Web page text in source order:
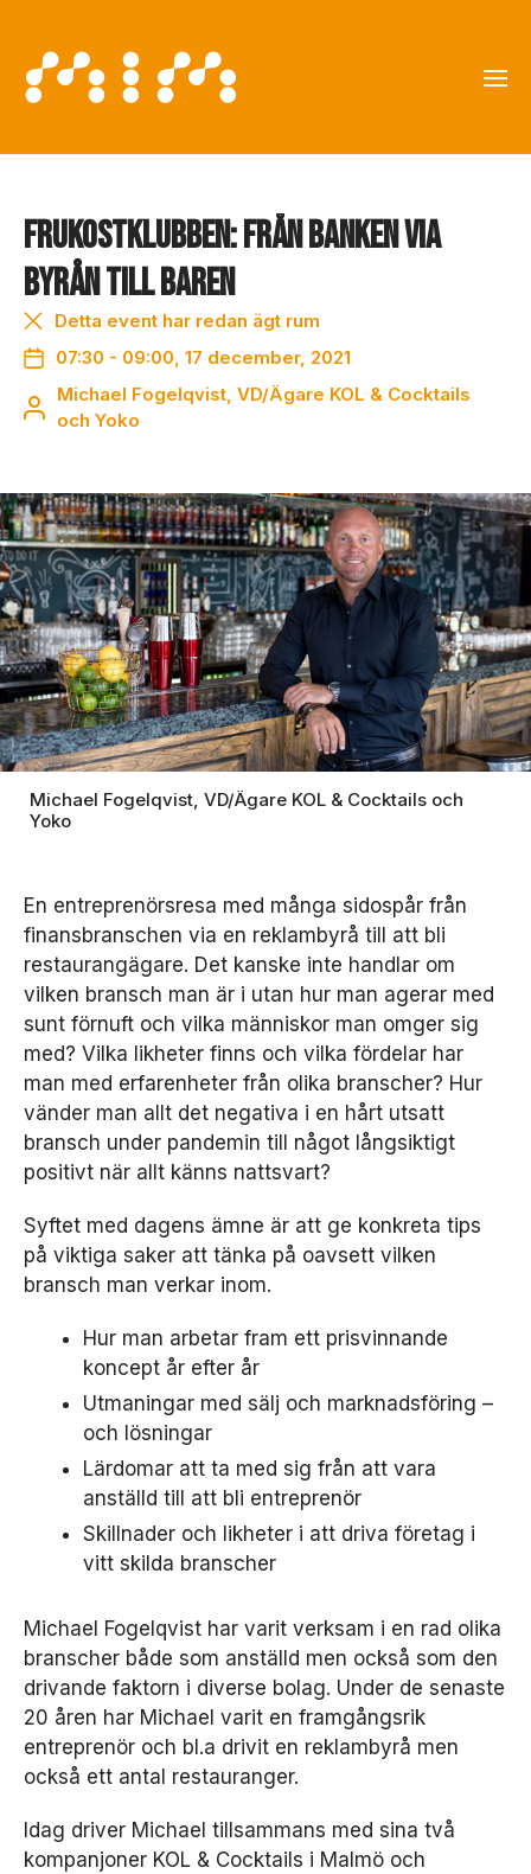
Frukostklubben: Från banken via
byrån till baren
Detta event har redan ägt rum
07:30 - 09:00, 17 december, 2021
Michael Fogelqvist, VD/Ägare KOL & Cocktails
och Yoko
Michael Fogelqvist, VD/Ägare KOL & Cocktails och
Yoko
En entreprenörsresa med många sidospår från
finansbranschen via en reklambyrå till att bli
restaurangägare. Det kanske inte handlar om
vilken bransch man är i utan hur man agerar med
sunt förnuft och vilka människor man omger sig
med? Vilka likheter finns och vilka fördelar har
man med erfarenheter från olika branscher? Hur
vänder man allt det negativa i en hårt utsatt
bransch under pandemin till något långsiktigt
positivt när allt känns nattsvart?
Syftet med dagens ämne är att ge konkreta tips
på viktiga saker att tänka på oavsett vilken
bransch man verkar inom.
Hur man arbetar fram ett prisvinnande
koncept år efter år
Utmaningar med sälj och marknadsföring –
och lösningar
Lärdomar att ta med sig från att vara
anställd till att bli entreprenör
Skillnader och likheter i att driva företag i
vitt skilda branscher
Michael Fogelqvist har varit verksam i en rad olika
branscher både som anställd men också som den
drivande faktorn i diverse bolag. Under de senaste
20 åren har Michael varit en framgångsrik
entreprenör och bl.a drivit en reklambyrå men
också ett antal restauranger.
Idag driver Michael tillsammans med sina två
kompanjoner KOL & Cocktails i Malmö och